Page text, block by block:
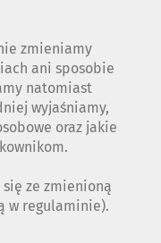
zmieniamy
ani sposobie
natomiast
wyjaśniamy,
oraz jakie
ze zmienioną
w regulaminie).